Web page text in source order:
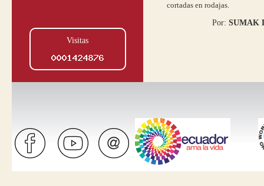
cortadas en rodajas.
Por: SUMAK
Visitas